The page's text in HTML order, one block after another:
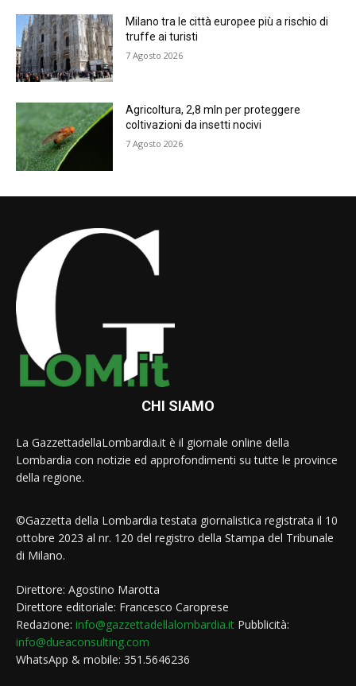
Milano tra le città europee più a rischio di
truffe ai turisti
7 Agosto 2026
Agricoltura, 2,8 mln per proteggere
coltivazioni da insetti nocivi
7 Agosto 2026
CHI SIAMO
La GazzettadellaLombardia.it è il giornale online della
Lombardia con notizie ed approfondimenti su tutte le province
della regione.
©Gazzetta della Lombardia testata giornalistica registrata il 10
ottobre 2023 al nr. 120 del registro della Stampa del Tribunale
di Milano.
Direttore: Agostino Marotta
Direttore editoriale: Francesco Caroprese
Redazione: info@gazzettadellalombardia.it Pubblicità:
info@dueaconsulting.com
WhatsApp & mobile: 351.5646236